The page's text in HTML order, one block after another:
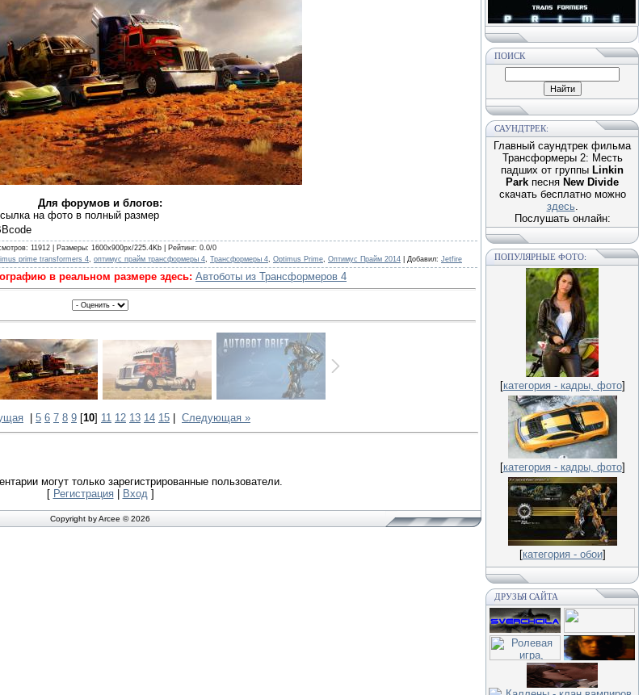
Для форумов и блогов:
на фото в полный размер
: 11912 | Размеры: 1600x900px/225.4Kb | Рейтинг: 0.0/0
prime transformers 4, оптимус прайм трансформеры 4, Трансформеры 4, Optimus Prime, Оптимус Прайм 2014 Добавил: Jetfire
в реальном размере здесь: Автоботы из Трансформеров 4
5 6 7 8 9 [10] 11 12 13 14 15 Следующая »
могут только зарегистрированные пользователи.
[ Регистрация| Вход]
Copyright by Arcee © 2026
ПОИСК
САУНДТРЕК:
Главный саундтрек фильма
Трансформеры 2: Месть
падших от группы Linkin
Park песня New Divide
скачать бесплатно можно
здесь.
Послушать онлайн:
ПОПУЛЯРНЫЕ ФОТО:
[категория - кадры, фото]
[категория - кадры, фото]
[категория - обои]
ДРУЗЬЯ САЙТА